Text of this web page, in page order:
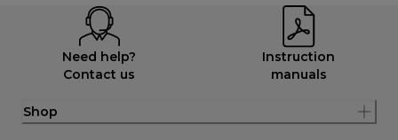
Need help?
Contact us
Instruction
manuals
Shop